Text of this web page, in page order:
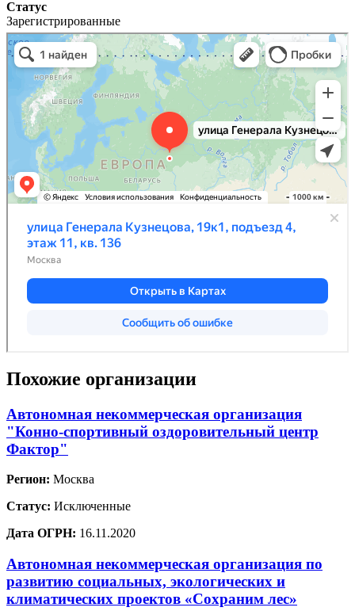
Статус
Зарегистрированные
Похожие организации
Автономная некоммерческая организация
"Конно-спортивный оздоровительный центр
Фактор"
Регион: Москва
Статус: Исключенные
Дата ОГРН: 16.11.2020
Автономная некоммерческая организация по
развитию социальных, экологических и
климатических проектов «Сохраним лес»